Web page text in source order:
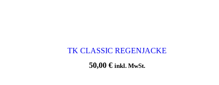
TK CLASSIC REGENJACKE
50,00 € inkl. MwSt.